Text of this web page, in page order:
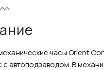
часы Orient
автоподзаводом. В